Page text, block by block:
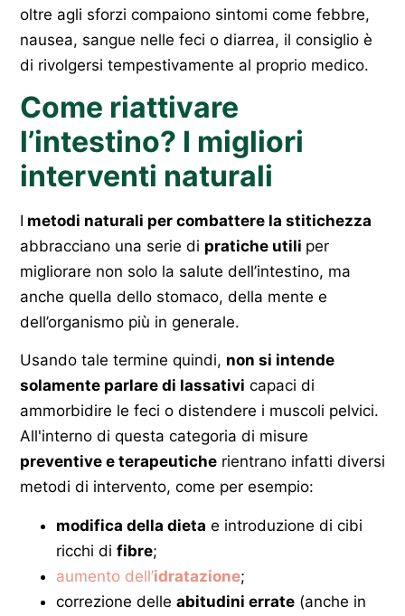
oltre agli sforzi compaiono sintomi come febbre,
nausea, sangue nelle feci o diarrea, il consiglio è
di rivolgersi tempestivamente al proprio medico.
Come riattivare
l’intestino? I migliori
interventi naturali
I metodi naturali per combattere la stitichezza
abbracciano una serie di pratiche utili per
migliorare non solo la salute dell’intestino, ma
anche quella dello stomaco, della mente e
dell’organismo più in generale.
Usando tale termine quindi, non si intende
solamente parlare di lassativi capaci di
ammorbidire le feci o distendere i muscoli pelvici.
All'interno di questa categoria di misure
preventive e terapeutiche rientrano infatti diversi
metodi di intervento, come per esempio:
modifica della dieta e introduzione di cibi
ricchi di fibre;
aumento dell’idratazione;
correzione delle abitudini errate (anche in